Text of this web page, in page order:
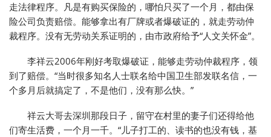
走法律程序。凡是有购买保险的，哪怕只买了一个月，都由保
险公司负责赔偿。能够拿出有厂牌或者爆破证的，就走劳动仲
裁程序。没有无劳动关系证明的，由市政府给予“人文关怀金”。
李祥云2006年刚好考取爆破证，能够走劳动仲裁程序，领
到了赔偿。“当时很多知名人士联名给中国卫生部发联名信，一
个多月后就搞定了，不是他们，没有那么快。”
祥云大哥去深圳那段日子，留守在村里的妻子们还得给他
们寄生活费，一个月一千。“儿子打工的、读书的也没有钱，基